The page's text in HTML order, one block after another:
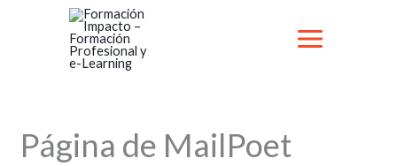
Página de MailPoet